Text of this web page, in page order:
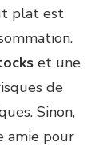
plat est
et une
de
Sinon,
amie pour